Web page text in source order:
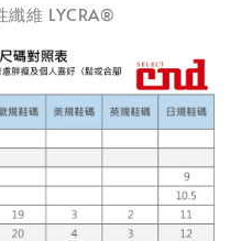
維 LYCRA®